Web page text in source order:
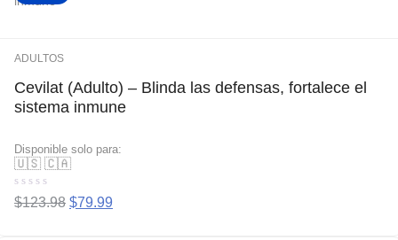
ADULTOS
Cevilat (Adulto) – Blinda las defensas, fortalece el
sistema inmune
Disponible solo para:
🇺🇸 🇨🇦
Valorado
con
$123.98 $79.99